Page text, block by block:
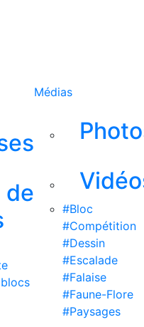
de
Médias
#Bloc
#Compétition
#Dessin
#Escalade
#Falaise
#Faune-Flore
#Paysages